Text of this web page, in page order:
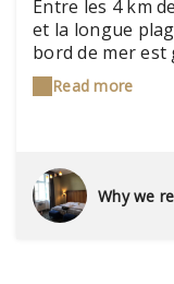
Entre les 4 km
et la longue
bord de mer est
qui vont avec :
pique-nique et
Read more
Why we